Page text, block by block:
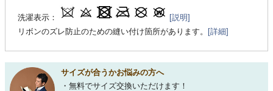
洗濯表示：
[説明]
リボンのズレ防止のための縫い付け箇所があります。
[詳細]
サイズが合うかお悩みの方へ
・無料でサイズ交換いただけます！